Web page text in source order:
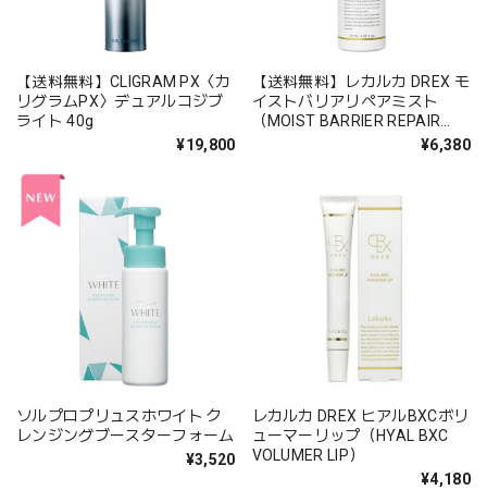
【送料無料】CLIGRAM PX〈カ
リグラムPX〉デュアルコジブ
ライト 40g
¥19,800
【送料無料】レカルカ DREX モ
イストバリアリペアミスト
（MOIST BARRIER REPAIR
¥6,380
ソルプロプリュスホワイト ク
レンジングブースターフォーム
¥3,520
レカルカ DREX ヒアルBXCボリ
ューマーリップ（HYAL BXC
VOLUMER LIP）
¥4,180